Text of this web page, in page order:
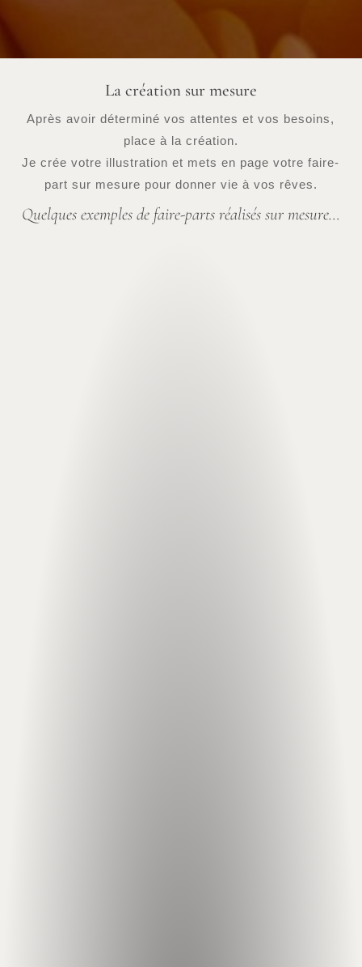
La création sur mesure
Après avoir déterminé vos attentes et vos besoins,
place à la création.
Je crée votre illustration et mets en page votre faire-
part sur mesure pour donner vie à vos rêves.
Quelques exemples de faire-parts réalisés sur mesure…